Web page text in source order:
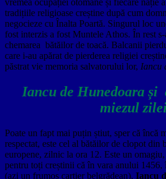
vremea ocupației otomane și fiecare nație
tradițiile religioase creștine după cum
negocieze cu Înalta Poartă. Singurul loc
fost interzis a fost Muntele Athos. În rest
chemarea bătăilor de toacă. Balcanii
care i-au apărat de pierderea religiei
păstrat vie memoria salvatorului lor, Iancu
Iancu de Hunedoara și
miezul
Poate un fapt mai puțin știut, sper că încă
respectat, este cel al bătăilor de clopot din
europene, zilnic la ora 12. Este un
pentru toți creștinii că în vara anului 1456,
(azi un frumos cartier belgrădean), Iancu